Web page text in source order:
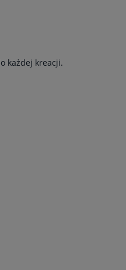
każdej kreacji.